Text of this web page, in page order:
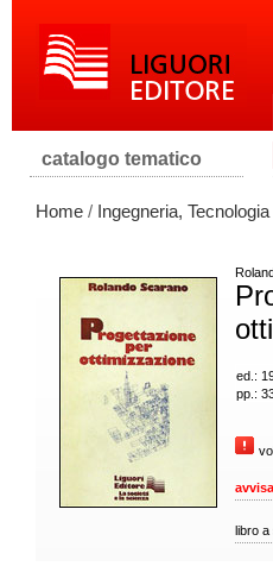
catalogo tematico
Home / Ingegneria, Tecnologia
ed.:
pp.:
libro a